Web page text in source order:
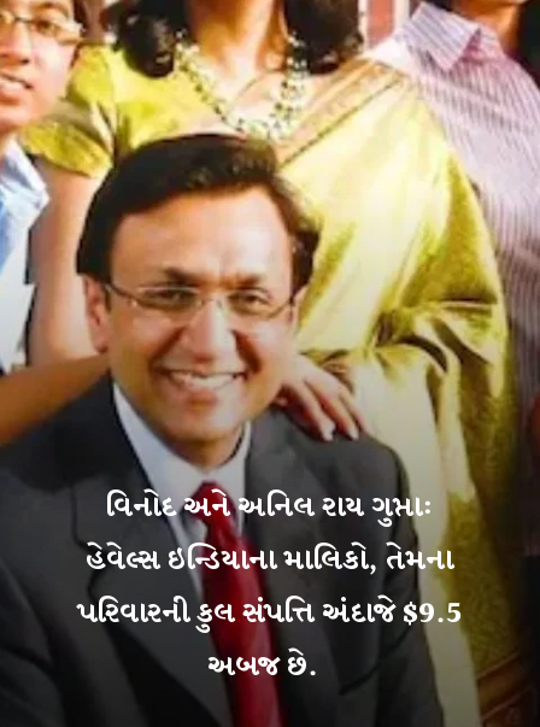
વિનોદ અને અનિલ રાય ગુપ્તા:
હેવેલ્સ ઇન્ડિયાના માલિકો, તેમના
પરિવારની કુલ સંપત્તિ અંદાજે $9.5
અબજ છે.